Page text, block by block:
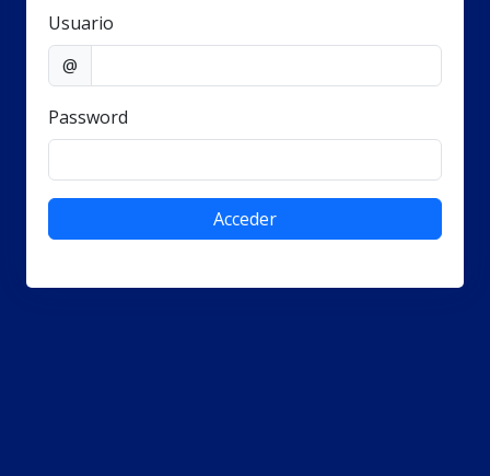
Usuario
@
Password
Acceder